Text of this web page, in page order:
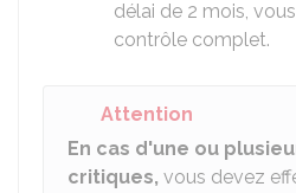
délai de 2 mois,
contrôle complet.
Attention
En cas d'une ou
critiques, vous devez